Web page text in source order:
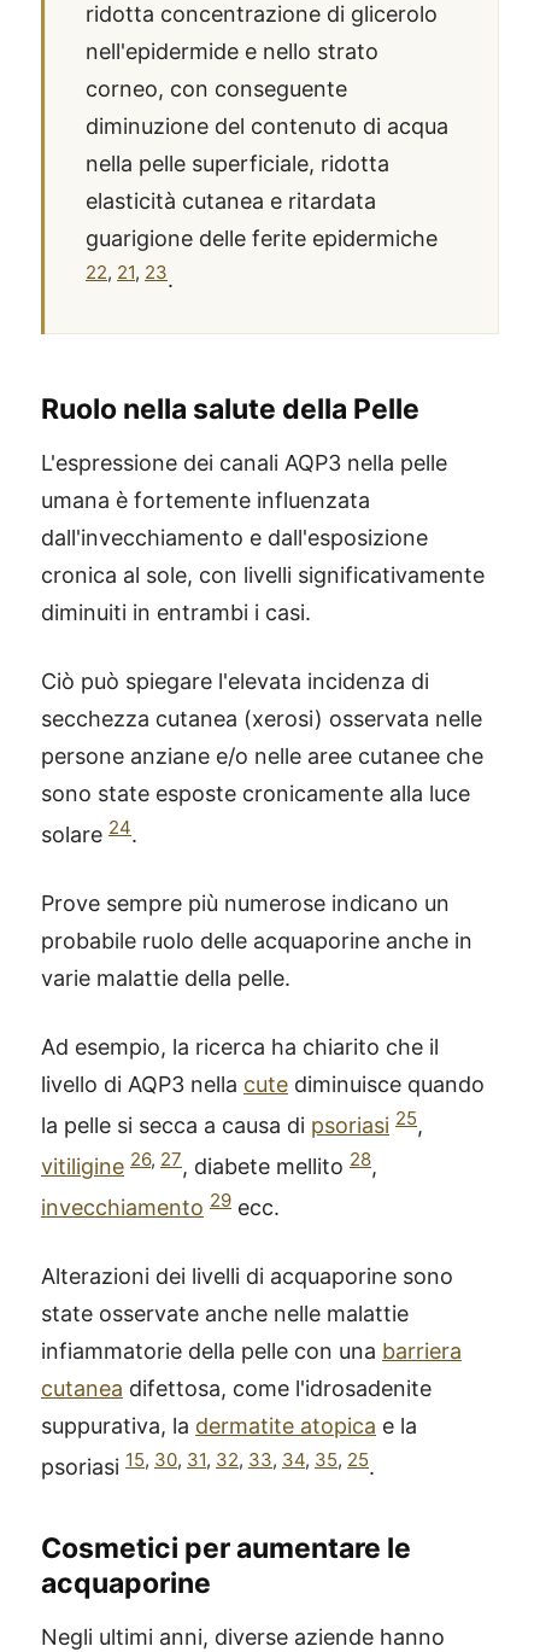
ridotta concentrazione di glicerolo
nell'epidermide e nello strato
corneo, con conseguente
diminuzione del contenuto di acqua
nella pelle superficiale, ridotta
elasticità cutanea e ritardata
guarigione delle ferite epidermiche
22, 21, 23.
Ruolo nella salute della Pelle
L'espressione dei canali AQP3 nella pelle
umana è fortemente influenzata
dall'invecchiamento e dall'esposizione
cronica al sole, con livelli significativamente
diminuiti in entrambi i casi.
Ciò può spiegare l'elevata incidenza di
secchezza cutanea (xerosi) osservata nelle
persone anziane e/o nelle aree cutanee che
sono state esposte cronicamente alla luce
solare 24.
Prove sempre più numerose indicano un
probabile ruolo delle acquaporine anche in
varie malattie della pelle.
Ad esempio, la ricerca ha chiarito che il
livello di AQP3 nella cute diminuisce quando
la pelle si secca a causa di psoriasi 25,
vitiligine 26, 27, diabete mellito 28,
invecchiamento 29 ecc.
Alterazioni dei livelli di acquaporine sono
state osservate anche nelle malattie
infiammatorie della pelle con una barriera
cutanea difettosa, come l'idrosadenite
suppurativa, la dermatite atopica e la
psoriasi 15, 30, 31, 32, 33, 34, 35, 25.
Cosmetici per aumentare le
acquaporine
Negli ultimi anni, diverse aziende hanno